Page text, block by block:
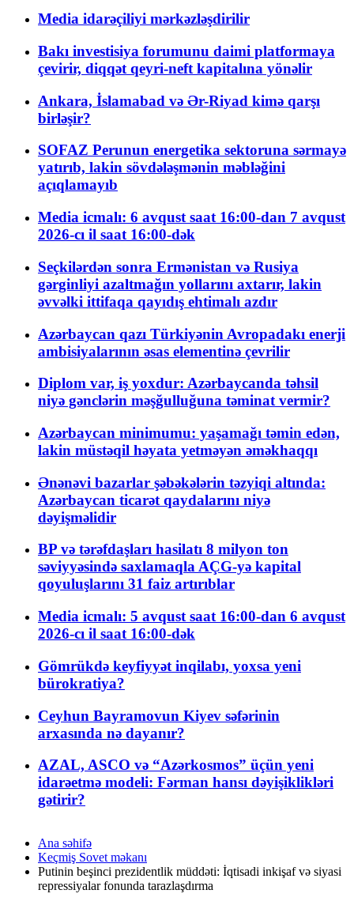
Media idarəçiliyi mərkəzləşdirilir
Bakı investisiya forumunu daimi platformaya
çevirir, diqqət qeyri-neft kapitalına yönəlir
Ankara, İslamabad və Ər-Riyad kimə qarşı
birləşir?
SOFAZ Perunun energetika sektoruna sərmayə
yatırıb, lakin sövdələşmənin məbləğini
açıqlamayıb
Media icmalı: 6 avqust saat 16:00-dan 7 avqust
2026-cı il saat 16:00-dək
Seçkilərdən sonra Ermənistan və Rusiya
gərginliyi azaltmağın yollarını axtarır, lakin
əvvəlki ittifaqa qayıdış ehtimalı azdır
Azərbaycan qazı Türkiyənin Avropadakı enerji
ambisiyalarının əsas elementinə çevrilir
Diplom var, iş yoxdur: Azərbaycanda təhsil
niyə gənclərin məşğulluğuna təminat vermir?
Azərbaycan minimumu: yaşamağı təmin edən,
lakin müstəqil həyata yetməyən əməkhaqqı
Ənənəvi bazarlar şəbəkələrin təzyiqi altında:
Azərbaycan ticarət qaydalarını niyə
dəyişməlidir
BP və tərəfdaşları hasilatı 8 milyon ton
səviyyəsində saxlamaqla AÇG-yə kapital
qoyuluşlarını 31 faiz artırıblar
Media icmalı: 5 avqust saat 16:00-dan 6 avqust
2026-cı il saat 16:00-dək
Gömrükdə keyfiyyət inqilabı, yoxsa yeni
bürokratiya?
Ceyhun Bayramovun Kiyev səfərinin
arxasında nə dayanır?
AZAL, ASCO və “Azərkosmos” üçün yeni
idarəetmə modeli: Fərman hansı dəyişiklikləri
gətirir?
Ana səhifə
Keçmiş Sovet məkanı
Putinin beşinci prezidentlik müddəti: İqtisadi inkişaf və siyasi
repressiyalar fonunda tarazlaşdırma